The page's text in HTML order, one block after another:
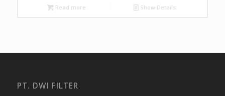
Read more Show Details
PT. DWI FILTER